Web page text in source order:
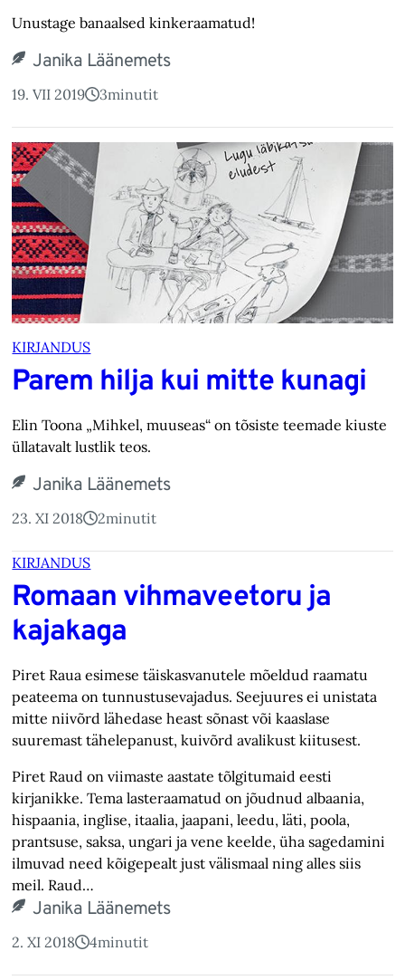
Unustage banaalsed kinkeraamatud!
Janika Läänemets
19. VII 2019 3minutit
KIRJANDUS
Parem hilja kui mitte kunagi
Elin Toona „Mihkel, muuseas“ on tõsiste teemade kiuste
üllatavalt lustlik teos.
Janika Läänemets
23. XI 2018 2minutit
KIRJANDUS
Romaan vihmaveetoru ja
kajakaga
Piret Raua esimese täiskasvanutele mõeldud raamatu
peateema on tunnustusevajadus. Seejuures ei unistata
mitte niivõrd lähedase heast sõnast või kaaslase
suuremast tähelepanust, kuivõrd avalikust kiitusest.
Piret Raud on viimaste aastate tõlgitumaid eesti
kirjanikke. Tema lasteraamatud on jõudnud albaania,
hispaania, inglise, itaalia, jaapani, leedu, läti, poola,
prantsuse, saksa, ungari ja vene keelde, üha sagedamini
ilmuvad need kõigepealt just välismaal ning alles siis
meil. Raud…
Janika Läänemets
2. XI 2018 4minutit